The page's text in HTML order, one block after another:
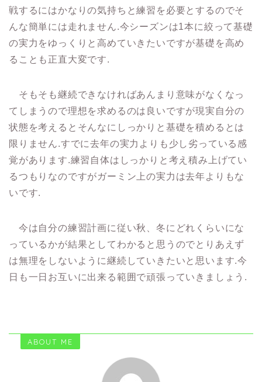
戦するにはかなりの気持ちと練習を必要とするのでそ
んな簡単には走れません.今シーズンは1本に絞って基礎
の実力をゆっくりと高めていきたいですが基礎を高め
ることも正直大変です.
そもそも継続できなければあんまり意味がなくなっ
てしまうので理想を求めるのは良いですが現実自分の
状態を考えるとそんなにしっかりと基礎を積めるとは
限りません.すでに去年の実力よりも少し劣っている感
覚があります.練習自体はしっかりと考え積み上げてい
るつもりなのですがガーミン上の実力は去年よりもな
いです.
今は自分の練習計画に従い秋、冬にどれくらいにな
っているかが結果としてわかると思うのでとりあえず
は無理をしないように継続していきたいと思います.今
日も一日お互いに出来る範囲で頑張っていきましょう.
ABOUT ME